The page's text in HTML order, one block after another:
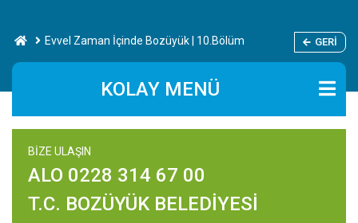
Evvel Zaman İçinde Bozüyük | 10.Bölüm GERI
KOLAY MENÜ
BİZE ULAŞIN
ALO 0228 314 67 00
T.C. BOZÜYÜK BELEDİYESİ